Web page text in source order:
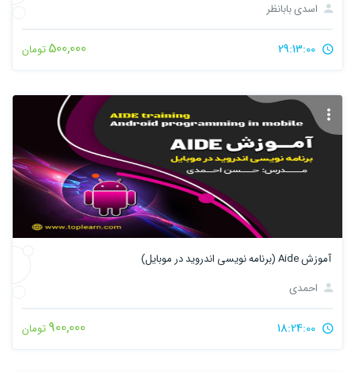
اسدی بابانظر
500,000تومان
آموزش Aide (برنامه نویسی اندروید در موبایل)
احمدی
900,000تومان